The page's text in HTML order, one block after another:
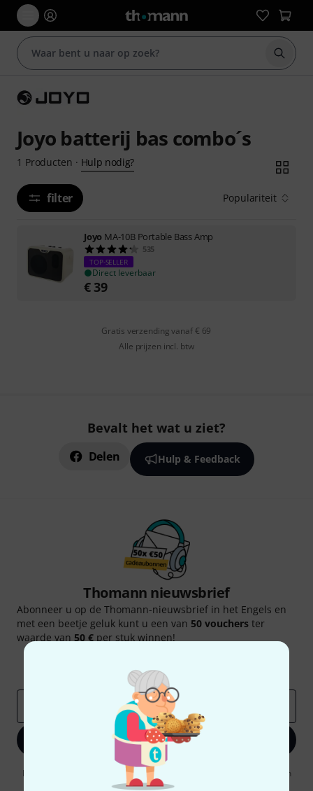
Zoek
Joyo batterij bas combo´s
1 Producten · Hulp nodig?
filter Populariteit
Joyo MA-10B Portable Bass Amp
535
TOP-SELLER
Direct leverbaar
€ 39
Gratis verzending vanaf € 69
Alle prijzen incl. btw
Bevalt het wat u ziet?
Delen Hulp & Feedback
Thomann nieuwsbrief
Abonneer u op de Thomann-nieuwsbrief in het Engels en
met een beetje geluk kunt u een van 50 vouchers ter
waarde van 50 € per stuk winnen!
Thomann-inzichten
Registreer nu
Door op "Registreer nu" te klikken, gaat u akkoord met het ontvangen
van e-mailreclame. U kunt zich op elk moment afmelden. Meer